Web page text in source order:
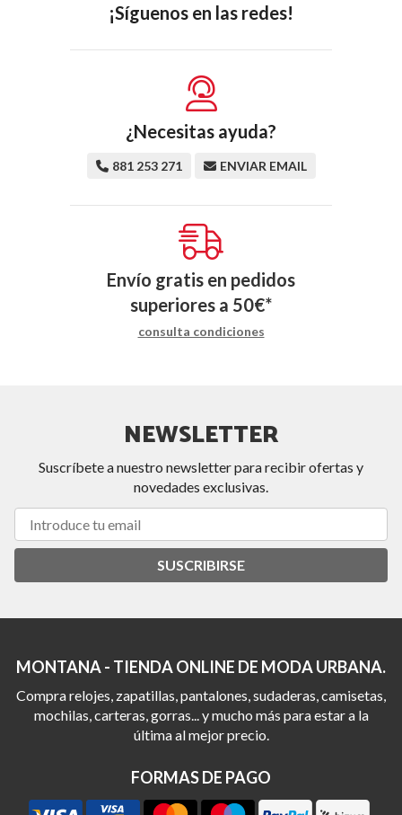
¡Síguenos en las redes!
¿Necesitas ayuda?
881 253 271 ENVIAR EMAIL
Envío gratis en pedidos
superiores a 50€*
consulta condiciones
NEWSLETTER
Suscríbete a nuestro newsletter para recibir ofertas y
novedades exclusivas.
SUSCRIBIRSE
MONTANA - TIENDA ONLINE DE MODA URBANA.
Compra relojes, zapatillas, pantalones, sudaderas, camisetas,
mochilas, carteras, gorras... y mucho más para estar a la
última al mejor precio.
FORMAS DE PAGO